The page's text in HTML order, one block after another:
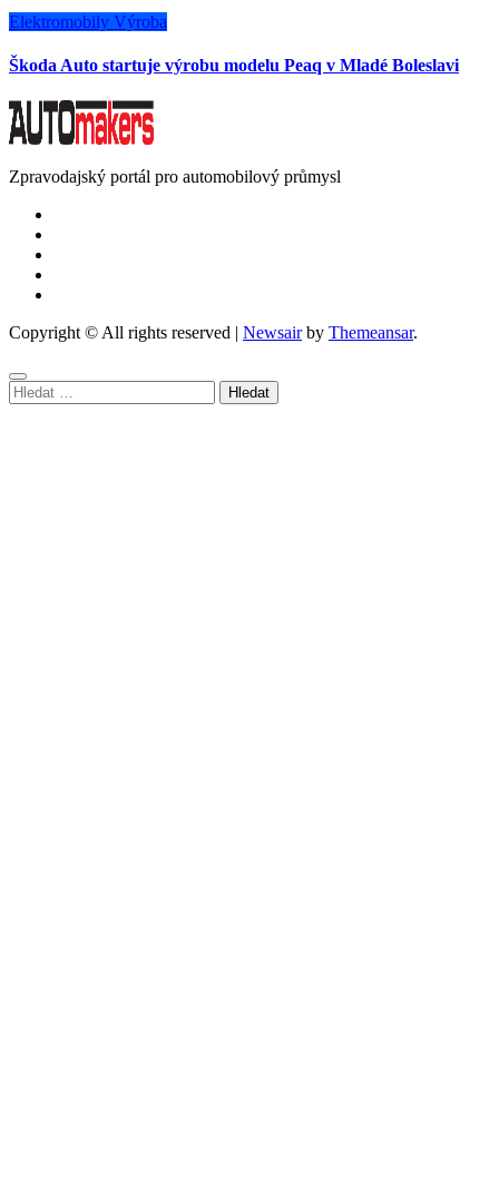
Elektromobily Výroba
Škoda Auto startuje výrobu modelu Peaq v Mladé Boleslavi
Zpravodajský portál pro automobilový průmysl
Copyright © All rights reserved | Newsairby Themeansar.
Vyhledávání